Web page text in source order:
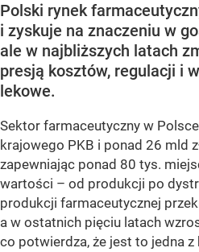
Polski rynek
i zyskuje na znaczeniu w
ale w najbliższych latach
presją kosztów, regulacji i
lekowe.
Sektor farmaceutyczny w
krajowego PKB i ponad 26 mld
zapewniając ponad 80 tys.
wartości – od produkcji po
produkcji farmaceutycznej
a w ostatnich pięciu latach
co potwierdza, że jest to jedna